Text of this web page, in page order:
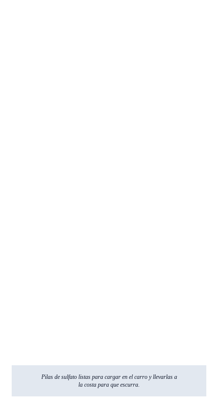
Pilas de sulfato listas para cargar en el carro y llevarlas a
la costa para que escurra.